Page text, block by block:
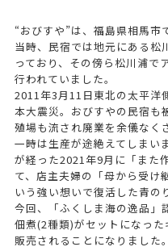
“おびすや”は、福島県相馬市
当時、民宿では地元にある松
っており、その傍ら松川浦で
行われていました。
2011年3月11日東北の太平洋
本大震災。おびすやの民宿も
殖場も流され廃業を余儀なく
一時は生産が途絶えてしまい
が経った2021年9月に「また
て、店主夫婦の「母から受け
いう強い想いで復活した青の
今回、「ふくしま海の逸品」
佃煮(2種類)がセットになっ
販売されることになりました。